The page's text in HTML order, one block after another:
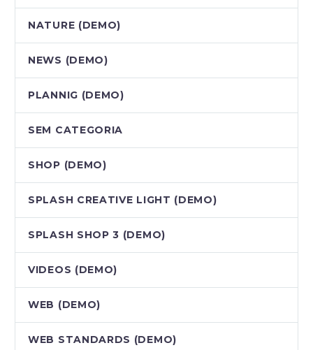
NATURE (DEMO)
NEWS (DEMO)
PLANNIG (DEMO)
SEM CATEGORIA
SHOP (DEMO)
SPLASH CREATIVE LIGHT (DEMO)
SPLASH SHOP 3 (DEMO)
VIDEOS (DEMO)
WEB (DEMO)
WEB STANDARDS (DEMO)